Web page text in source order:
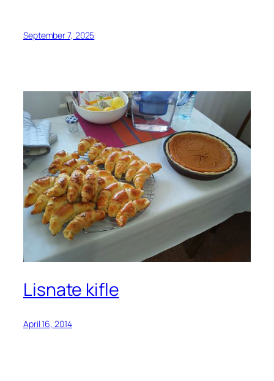
September 7, 2025
Lisnate kifle
April 16, 2014